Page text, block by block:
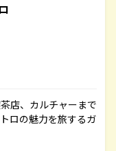
店、カルチャーまで
ロの魅力を旅するガ